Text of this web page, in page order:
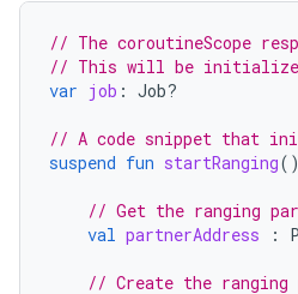
// The coroutineScope
// This will be initialized
var job : Job?
// A code snippet that
suspend fun startRanging()
// Get the ranging
val partnerAddress :
// Create the ranging